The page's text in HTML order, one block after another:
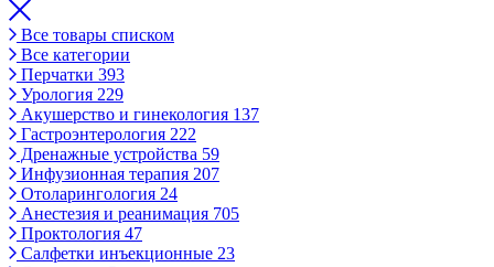
Все товары списком
Все категории
Перчатки 393
Урология 229
Акушерство и гинекология 137
Гастроэнтерология 222
Дренажные устройства 59
Инфузионная терапия 207
Отоларингология 24
Анестезия и реанимация 705
Проктология 47
Салфетки инъекционные 23